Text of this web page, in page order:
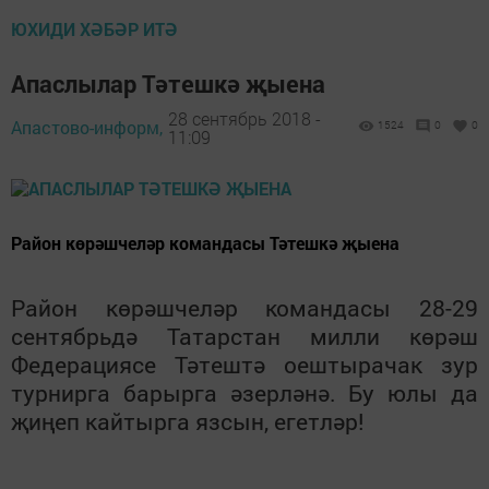
ЮХИДИ ХӘБӘР ИТӘ
Апаслылар Тәтешкә җыена
Апастово-информ, 28 сентябрь 2018 -
11:09
1524 0 0
Район көрәшчеләр командасы Тәтешкә җыена
Район көрәшчеләр командасы 28-29
сентябрьдә Татарстан милли көрәш
Федерациясе Тәтештә оештырачак зур
турнирга барырга әзерләнә. Бу юлы да
җиңеп кайтырга язсын, егетләр!